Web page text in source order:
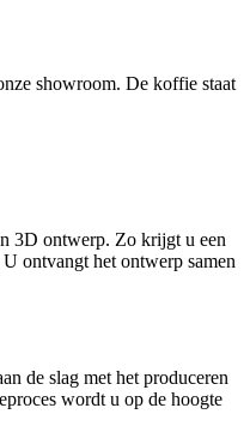
showroom. De koffie staat
3D ontwerp. Zo krijgt u een
ontvangt het ontwerp samen
de slag met het produceren
wordt u op de hoogte